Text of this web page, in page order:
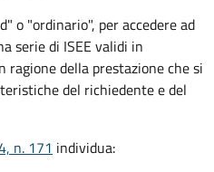
o "ordinario", per accedere ad
serie di ISEE validi in
della prestazione che si
del richiedente e del
n. 171 individua: